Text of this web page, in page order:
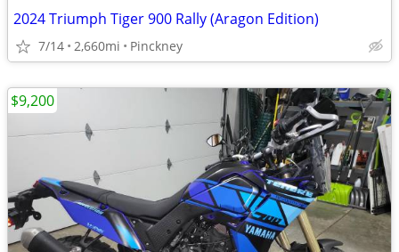
2024 Triumph Tiger 900 Rally (Aragon Edition)
7/14 2,660mi Pinckney
$9,200